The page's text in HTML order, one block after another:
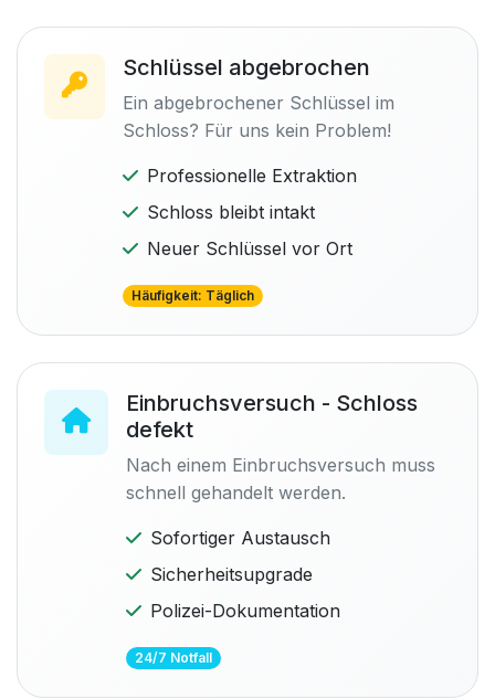
Schlüssel abgebrochen
Ein abgebrochener Schlüssel im
Schloss? Für uns kein Problem!
Professionelle Extraktion
Schloss bleibt intakt
Neuer Schlüssel vor Ort
Häufigkeit: Täglich
Einbruchsversuch - Schloss
defekt
Nach einem Einbruchsversuch muss
schnell gehandelt werden.
Sofortiger Austausch
Sicherheitsupgrade
Polizei-Dokumentation
24/7 Notfall